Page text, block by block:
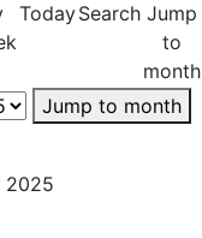
TodaySearch Jump
to
month
Jump to month
2025